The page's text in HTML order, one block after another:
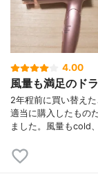
4.00
風量も満足のド
2年程前に買い替え
適当に購入したもの
ました。風量もcold